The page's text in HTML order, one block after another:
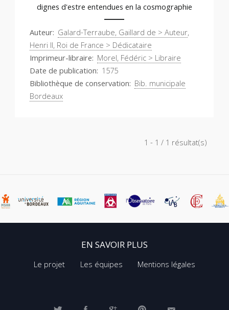
dignes d'estre entendues en la cosmographie
Auteur Galard-Terraube, Gaillard de > Auteur,
Henri II, Roi de France > Dédicataire
Imprimeur-libraire Morel, Fédéric > Libraire
Date de publication 1575
Bibliothèque de conservation Bib. municipale
Bordeaux
1 - 1 / 1 résultat(s)
EN SAVOIR PLUS
Le projet Les équipes Mentions légales